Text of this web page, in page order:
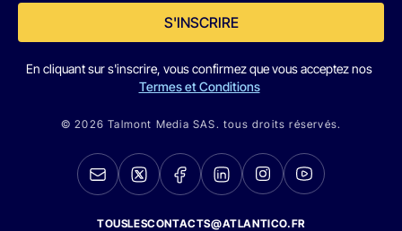
S'INSCRIRE
En cliquant sur s'inscrire, vous confirmez que vous acceptez nos
Termes et Conditions
© 2026 Talmont Media SAS. tous droits réservés.
TOUSLESCONTACTS@ATLANTICO.FR